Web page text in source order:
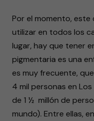
Por el momento,
utilizar en todos los
lugar, hay que tener
pigmentaria es una
es muy frecuente,
4 mil personas en
de 1 ½ millón de
mundo). Entre ellas,